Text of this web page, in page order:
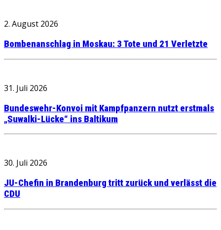
2. August 2026
Bombenanschlag in Moskau: 3 Tote und 21 Verletzte
31. Juli 2026
Bundeswehr-Konvoi mit Kampfpanzern nutzt erstmals
„Suwalki-Lücke“ ins Baltikum
30. Juli 2026
JU-Chefin in Brandenburg tritt zurück und verlässt die
CDU